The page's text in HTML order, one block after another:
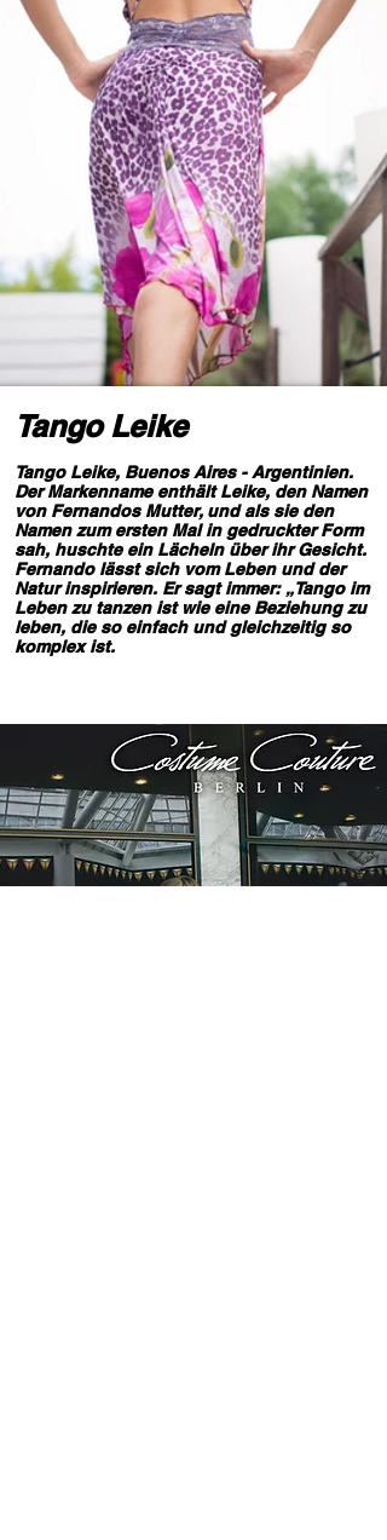
Tango Leike
Tango Leike, Buenos Aires - Argentinien.
Der Markenname enthält Leike, den Namen
von Fernandos Mutter, und als sie den
Namen zum ersten Mal in gedruckter Form
sah, huschte ein Lächeln über ihr Gesicht.
Fernando lässt sich vom Leben und der
Natur inspirieren. Er sagt immer: „Tango im
Leben zu tanzen ist wie eine Beziehung zu
leben, die so einfach und gleichzeitig so
komplex ist.